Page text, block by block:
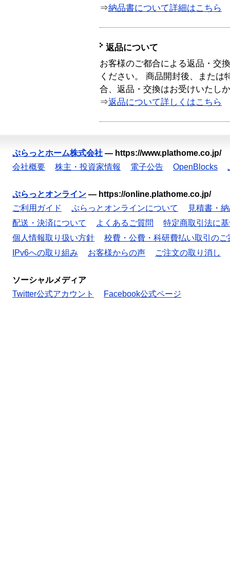
⇒納品書について詳細はこちら
返品について
お客様のご都合による返品・交
ください。 商品開封後、または
合、返品・交換はお受けいたし
⇒返品について詳しくはこちら
ぷらっとホーム株式会社 — https://www.plathome.co.jp/
会社概要
株主・投資家情報 電子公告 OpenBlocks
ぷらっとオンライン — https://online.plathome.co.jp/
ご利用ガイド
ぷらっとオンラインについて
見積書・
配送・決済について
よくあるご質問
特定商取引法に
個人情報取り扱い方針
校費・公費・科研費払い取引のご
IPv6への取り組み
お客様からの声 ご注文の取り消し
ソーシャルメディア
Twitter公式アカウント
Facebook公式ページ